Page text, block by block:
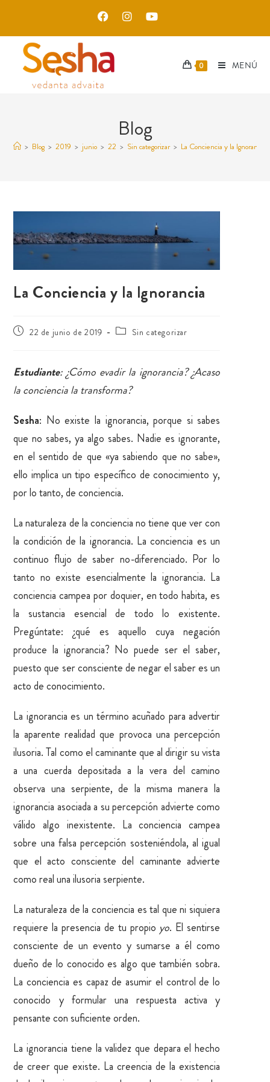
0 MENÚ
Blog
> Blog > 2019 > junio > 22 > Sin categorizar > La Conciencia y la Ignorancia
La Conciencia y la Ignorancia
22 de junio de 2019 Sin categorizar
Estudiante: ¿Cómo evadir la ignorancia? ¿Acaso
la conciencia la transforma?
Sesha: No existe la ignorancia, porque si sabes
que no sabes, ya algo sabes. Nadie es ignorante,
en el sentido de que «ya sabiendo que no sabe»,
ello implica un tipo específico de conocimiento y,
por lo tanto, de conciencia.
La naturaleza de la conciencia no tiene que ver con
la condición de la ignorancia. La conciencia es un
continuo flujo de saber no-diferenciado. Por lo
tanto no existe esencialmente la ignorancia. La
conciencia campea por doquier, en todo habita, es
la sustancia esencial de todo lo existente.
Pregúntate: ¿qué es aquello cuya negación
produce la ignorancia? No puede ser el saber,
puesto que ser consciente de negar el saber es un
acto de conocimiento.
La ignorancia es un término acuñado para advertir
la aparente realidad que provoca una percepción
ilusoria. Tal como el caminante que al dirigir su vista
a una cuerda depositada a la vera del camino
observa una serpiente, de la misma manera la
ignorancia asociada a su percepción advierte como
válido algo inexistente. La conciencia campea
sobre una falsa percepción sosteniéndola, al igual
que el acto consciente del caminante advierte
como real una ilusoria serpiente.
La naturaleza de la conciencia es tal que ni siquiera
requiere la presencia de tu propio yo. El sentirse
consciente de un evento y sumarse a él como
dueño de lo conocido es algo que también sobra.
La conciencia es capaz de asumir el control de lo
conocido y formular una respuesta activa y
pensante con suficiente orden.
La ignorancia tiene la validez que depara el hecho
de creer que existe. La creencia de la existencia